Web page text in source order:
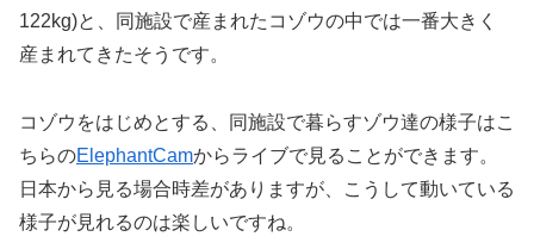
122kg)と、同施設で産まれたコゾウの中では一番大きく
産まれてきたそうです。
コゾウをはじめとする、同施設で暮らすゾウ達の様子はこ
ちらのElephantCamからライブで見ることができます。
日本から見る場合時差がありますが、こうして動いている
様子が見れるのは楽しいですね。